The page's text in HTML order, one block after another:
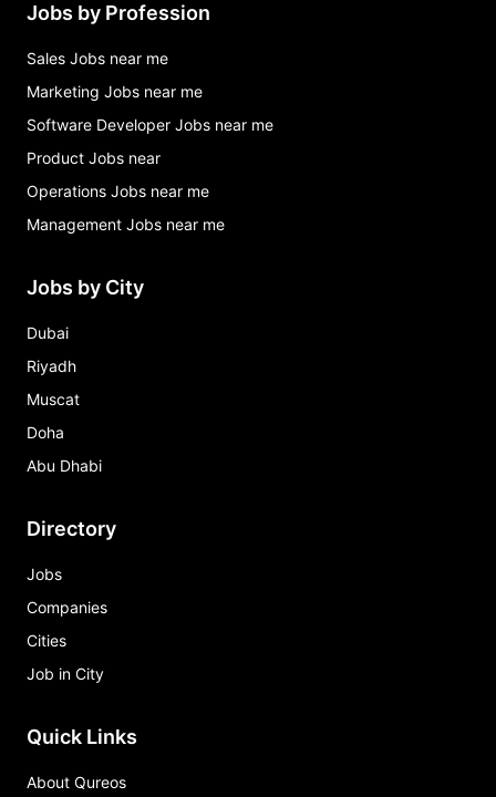
Jobs by Profession
Sales Jobs near me
Marketing Jobs near me
Software Developer Jobs near me
Product Jobs near
Operations Jobs near me
Management Jobs near me
Jobs by City
Dubai
Riyadh
Muscat
Doha
Abu Dhabi
Directory
Jobs
Companies
Cities
Job in City
Quick Links
About Qureos